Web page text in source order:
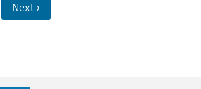
Next ›